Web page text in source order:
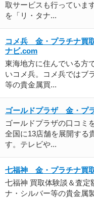
取サービスも行っていま
を「リ・タナ...
コメ兵 金・プラチナ買
ナビ.com
東海地方に住んでいる方
いコメ兵。コメ兵ではブ
等の貴金属買...
ゴールドプラザ 金・プ
ゴールドプラザの口コミ
全国に13店舗を展開する
す。テレビや...
七福神 金・プラチナ買
七福神 買取体験談＆査定
ナ・シルバー等の貴金属